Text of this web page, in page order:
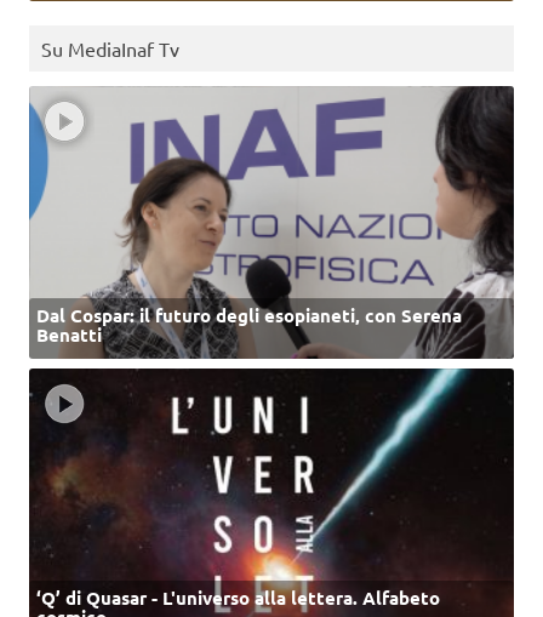
Su MediaInaf Tv
Dal Cospar: il futuro degli esopianeti, con Serena
Benatti
‘Q’ di Quasar - L'universo alla lettera. Alfabeto